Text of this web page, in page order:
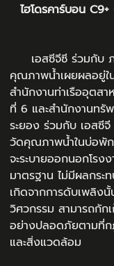
ไฮโดรคาร์บอน
เอสซีจีซี ร่วมกับ
คุณภาพน้ำเผยผลอยู่ใ
สำนักงานท่าเรืออุตส
ที่ 6 และสำนักงานทรั
ระยอง ร่วมกับ เอสซี
วัดคุณภาพน้ำในบ่อพั
จะระบายออกนอกโร
มาตรฐาน ไม่มีผลกร
เกิดจากการดับเพลิง
วิศวกรรม สามารถกัก
อย่างปลอดภัยตามที่ก
และสิ่งแวดล้อม